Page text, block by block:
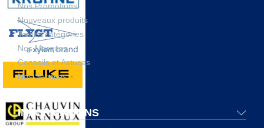
Nos Promotions
Nouveaux produits
Toutes catégories
Nos Marques
Conseils et Astuces
Nos Services
INFORMATIONS